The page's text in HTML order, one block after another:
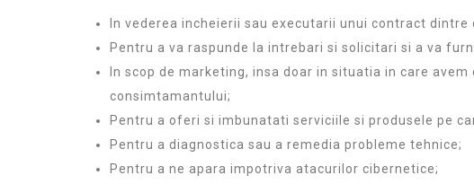
In vederea incheierii sau executarii unui contract dintre
Pentru a va raspunde la intrebari si solicitari si a va
In scop de marketing, insa doar in situatia in care
consimtamantului;
Pentru a oferi si imbunatati serviciile si produsele pe
Pentru a diagnostica sau a remedia probleme tehnice;
Pentru a ne apara impotriva atacurilor cibernetice;